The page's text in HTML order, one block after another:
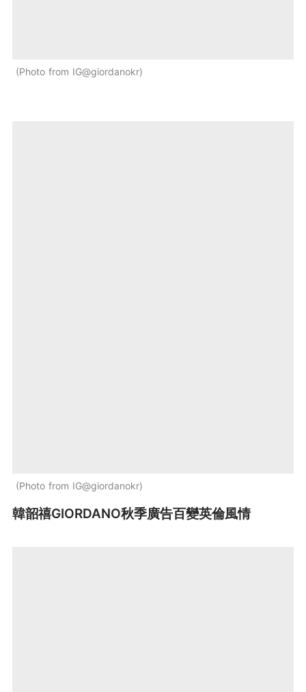
Photo from IG@giordanokr
Photo from IG@giordanokr
韓韶禧GIORDANO秋季廣告百變英倫風情